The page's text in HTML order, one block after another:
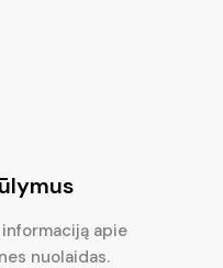
apie
nuolaidas.